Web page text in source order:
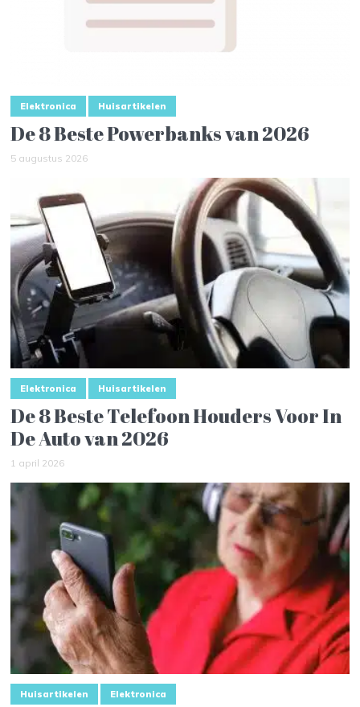
Elektronica Huisartikelen
De 8 Beste Powerbanks van 2026
5 augustus 2026
Elektronica Huisartikelen
De 8 Beste Telefoon Houders Voor In
De Auto van 2026
1 april 2026
Huisartikelen Elektronica